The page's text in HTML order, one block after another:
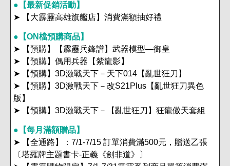
●【最新促銷活動】
➤ 【大霹靂高雄旗艦店】消費滿額抽好禮
●【ON檔預購商品】
➤ 【預購】【霹靂兵鋒譜】武器模型—御皇
➤ 【預購】偶用兵器【紫龍影】
➤ 【預購】3D激戰天下－天下014【亂世狂刀】
➤ 【預購】3D激戰天下－改S21Plus【亂世狂刀異色
版】
➤ 【預購】3D激戰天下－【亂世狂刀】狂龍傲天套組
●【每月滿額贈品】
➤ 【全通路】：7/1-7/15 訂單消費滿500元，贈送乙張
〔塔羅牌主題書卡-正義《劍非道》〕